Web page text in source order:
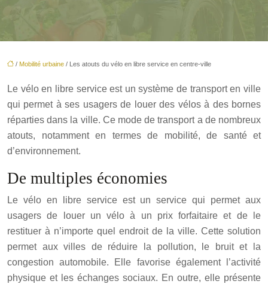
/ Mobilité urbaine / Les atouts du vélo en libre service en centre-ville
Le vélo en libre service est un système de transport en ville
qui permet à ses usagers de louer des vélos à des bornes
réparties dans la ville. Ce mode de transport a de nombreux
atouts, notamment en termes de mobilité, de santé et
d’environnement.
De multiples économies
Le vélo en libre service est un service qui permet aux
usagers de louer un vélo à un prix forfaitaire et de le
restituer à n’importe quel endroit de la ville. Cette solution
permet aux villes de réduire la pollution, le bruit et la
congestion automobile. Elle favorise également l’activité
physique et les échanges sociaux. En outre, elle présente